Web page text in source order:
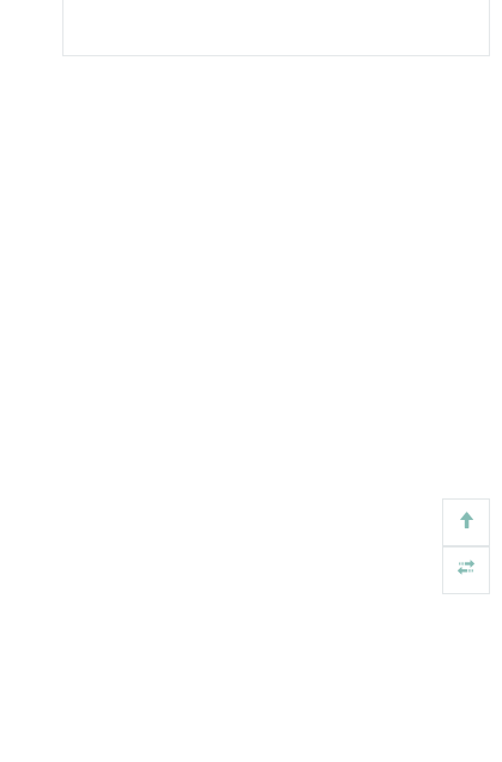
fertilizer: a review of field application, crop yield,
. 2027, Vol.14(2): 27718-